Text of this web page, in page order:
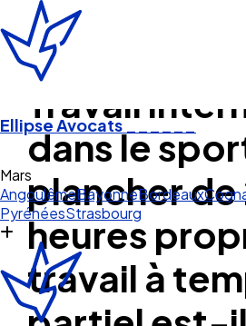
Ellipse Avocats______
Angoulême Bayonne
PyrénéesStrasbourg
Travail
dans le
plancher de
heures
travail à